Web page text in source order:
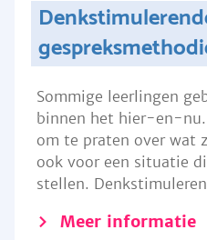
Sommige leerlingen
binnen het hier-en-
om te praten over wat
ook voor een situatie
stellen.
Meer informatie